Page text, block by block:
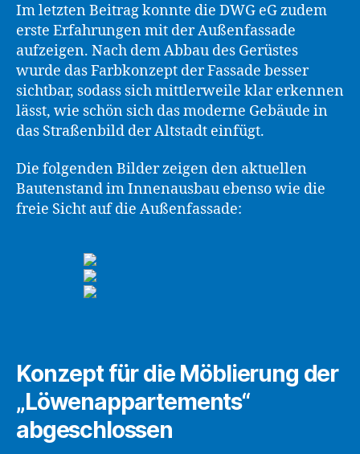
Im letzten Beitrag konnte die DWG eG zudem
erste Erfahrungen mit der Außenfassade
aufzeigen. Nach dem Abbau des Gerüstes
wurde das Farbkonzept der Fassade besser
sichtbar, sodass sich mittlerweile klar erkennen
lässt, wie schön sich das moderne Gebäude in
das Straßenbild der Altstadt einfügt.
Die folgenden Bilder zeigen den aktuellen
Bautenstand im Innenausbau ebenso wie die
freie Sicht auf die Außenfassade:
Konzept für die Möblierung der
„Löwenappartements“
abgeschlossen